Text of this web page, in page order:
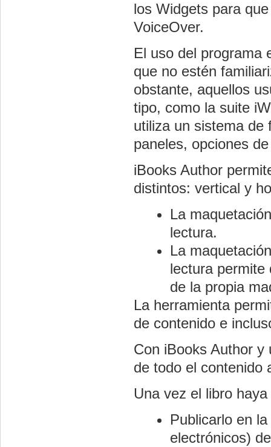
los Widgets para
VoiceOver.
El uso del programa
que no estén
obstante, aquellos
tipo, como la suite
utiliza un sistema de
paneles, opciones
iBooks Author
distintos: vertical y
La
lectura.
La
lectura permite
de la propia
La herramienta
de contenido e
Con iBooks Author y
de todo el contenido
Una vez el libro
Publicarlo en
electrónicos)